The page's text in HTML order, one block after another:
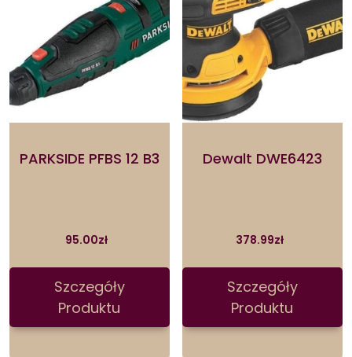
PARKSIDE PFBS 12 B3
95.00zł
Szczegóły
Produktu
Dewalt DWE6423
378.99zł
Szczegóły
Produktu